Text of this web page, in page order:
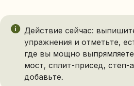
Действие сейчас:
упражнения и отметьте,
где вы мощно
мост, сплит-присед, степ-
добавьте.